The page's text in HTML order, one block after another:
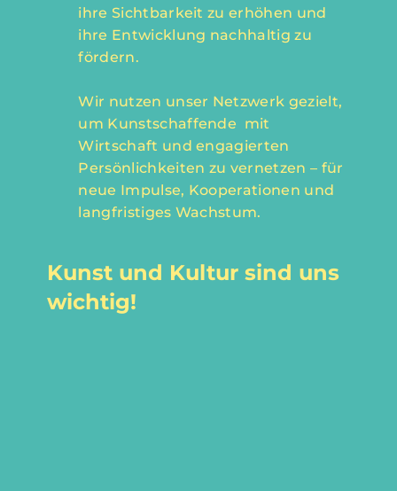
Kunst und Kultur sind uns
wichtig!
ihre Sichtbarkeit zu erhöhen und
ihre Entwicklung nachhaltig zu
fördern.
Wir nutzen unser Netzwerk gezielt,
um Kunstschaffende mit
Wirtschaft und engagierten
Persönlichkeiten zu vernetzen – für
neue Impulse, Kooperationen und
langfristiges Wachstum.​